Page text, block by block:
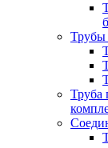
Трубы
Труба